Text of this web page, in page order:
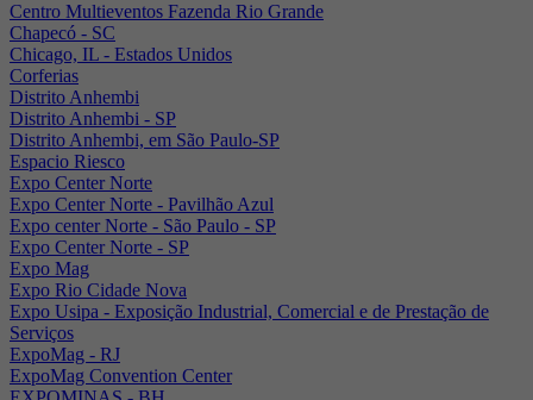
Centro Multieventos Fazenda Rio Grande
Chapecó - SC
Chicago, IL - Estados Unidos
Corferias
Distrito Anhembi
Distrito Anhembi - SP
Distrito Anhembi, em São Paulo-SP
Espacio Riesco
Expo Center Norte
Expo Center Norte - Pavilhão Azul
Expo center Norte - São Paulo - SP
Expo Center Norte - SP
Expo Mag
Expo Rio Cidade Nova
Expo Usipa - Exposição Industrial, Comercial e de Prestação de
Serviços
ExpoMag - RJ
ExpoMag Convention Center